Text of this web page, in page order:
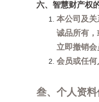
六、智慧财产权
本公司及
诚品所有，
立即撤销
会员或任何
叁、个人资